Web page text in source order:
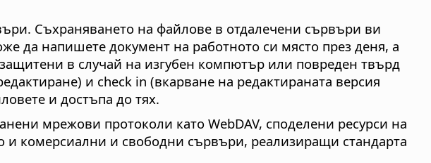
Съхраняването на файлове в отдалечени сървъри ви
да напишете документ на работното си място през деня, а
в случай на изгубен компютър или повреден твърд
и check in (вкарване на редактираната версия
и достъпа до тях.
мрежови протоколи като WebDAV, споделени ресурси на
и комерсиални и свободни сървъри, реализиращи стандарта